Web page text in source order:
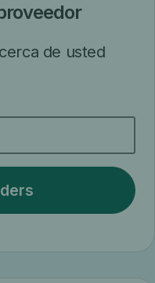
de usted